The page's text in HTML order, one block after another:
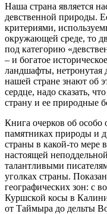
Наша страна является
девственной природы.
критериями,
окружающей среде, то
под категорию
– и богатое
ландшафты,
нашей стране знают об
сердце, надо сказать,
страну и ее природные
Книга очерков об
памятниках природы и
страны в какой-то мере
настоящей
талантливыми
уголках страны.
географических зон: с
Куршской косы в
от Таймыра до дельты